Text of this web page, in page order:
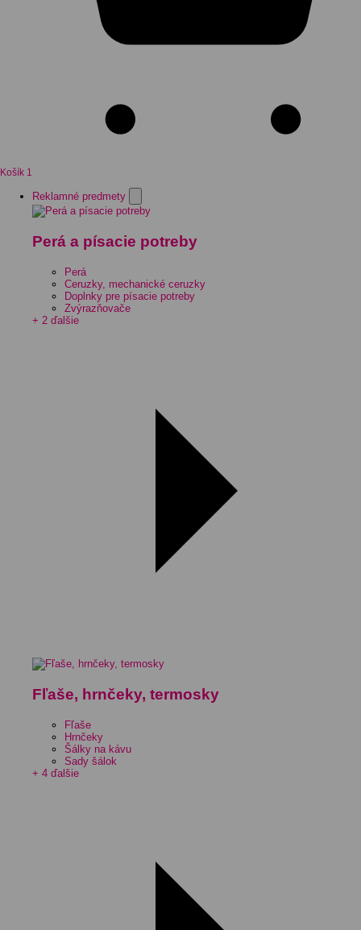
Košík 1
Reklamné predmety
Perá a písacie potreby
Perá
Ceruzky, mechanické ceruzky
Doplnky pre písacie potreby
Zvýrazňovače
+ 2 ďalšie
Fľaše, hrnčeky, termosky
Fľaše
Hrnčeky
Šálky na kávu
Sady šálok
+ 4 ďalšie